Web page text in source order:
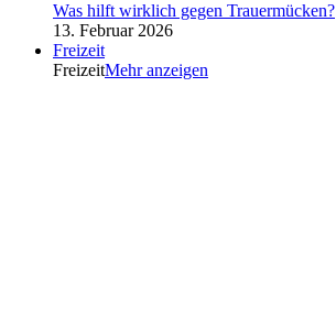
Was hilft wirklich gegen Trauermücken?
13. Februar 2026
Freizeit
FreizeitMehr anzeigen